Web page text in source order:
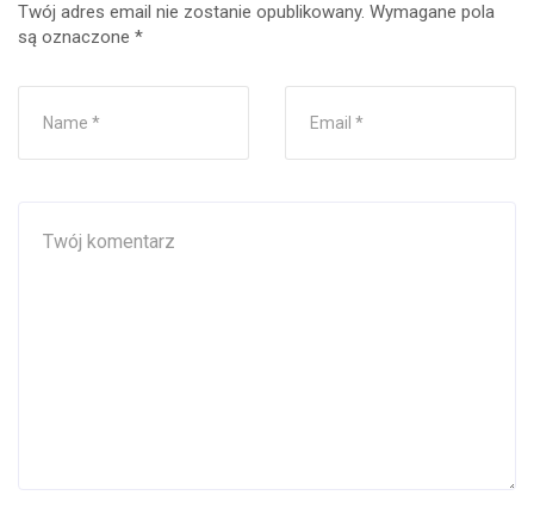
Twój adres email nie zostanie opublikowany. Wymagane pola
są oznaczone *